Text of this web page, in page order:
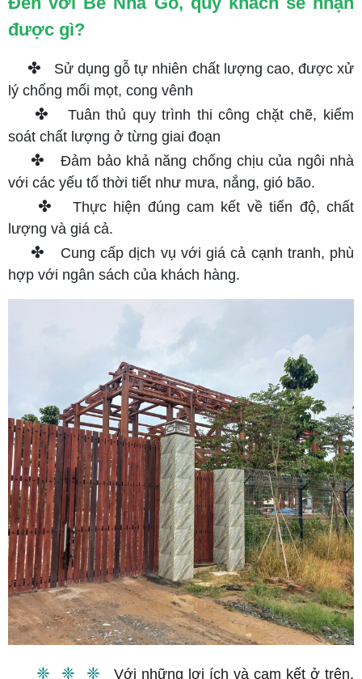
được gì?
✤
Sử dụng gỗ tự nhiên chất lượng cao, được xử
lý chống mối mọt, cong vênh
✤
Tuân thủ quy trình thi công chặt chẽ, kiểm
soát chất lượng ở từng giai đoạn
✤
Đảm bảo khả năng chống chịu của ngôi nhà
với các yếu tố thời tiết như mưa, nắng, gió bão.
✤
Thực hiện đúng cam kết về tiến độ, chất
lượng và giá cả.
✤
Cung cấp dịch vụ với giá cả cạnh tranh, phù
hợp với ngân sách của khách hàng.
❈ ❈ ❈
Với những lợi ích và cam kết ở trên,